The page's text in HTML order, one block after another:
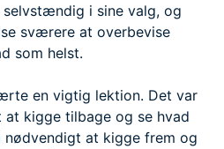
i sine valg, og
sværere at overbevise
som helst.
en vigtig lektion. Det var
kigge tilbage og se hvad
nødvendigt at kigge frem og